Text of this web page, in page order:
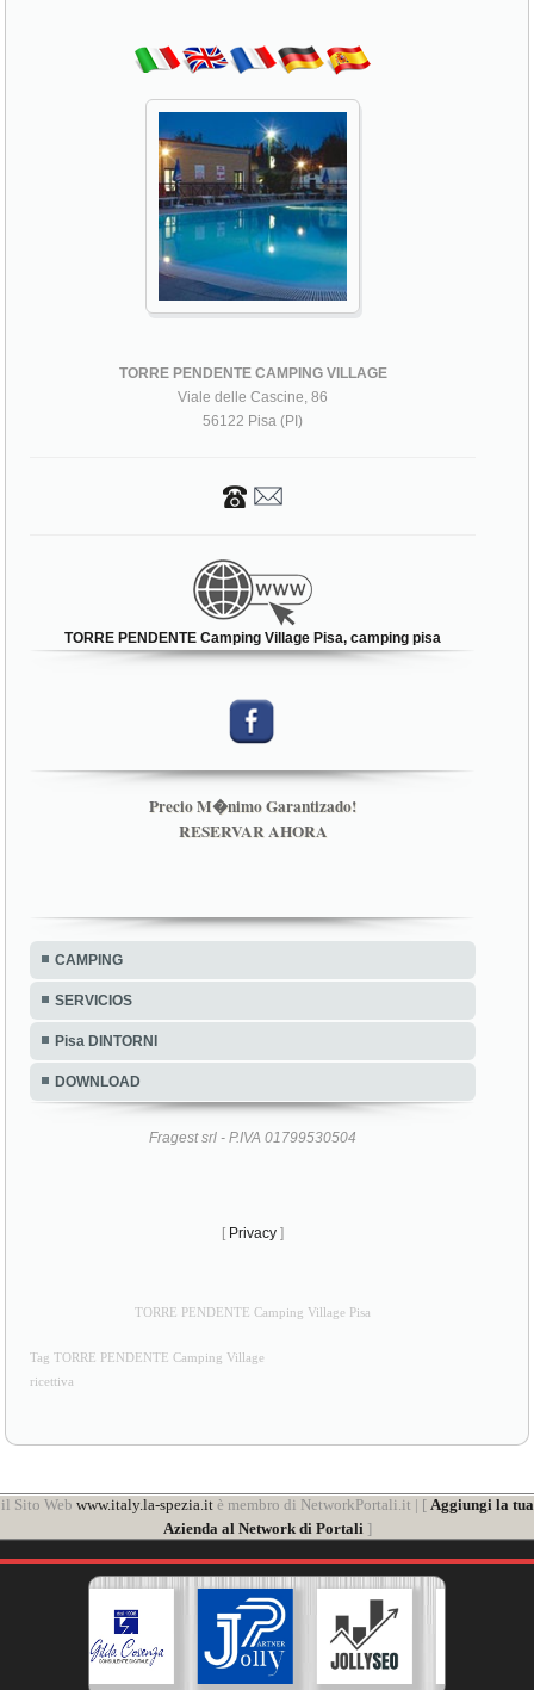
TORRE PENDENTE CAMPING VILLAGE
Viale delle Cascine, 86
56122 Pisa (PI)
TORRE PENDENTE Camping Village Pisa, camping pisa
Precio M�nimo Garantizado!
RESERVAR AHORA
CAMPING
SERVICIOS
Pisa DINTORNI
DOWNLOAD
Fragest srl - P.IVA 01799530504
[ Privacy ]
TORRE PENDENTE Camping Village Pisa
Tag TORRE PENDENTE Camping Village
ricettiva
il Sito Web www.italy.la-spezia.itè membro di NetworkPortali.it | [ Aggiungi la tua
Azienda al Network di Portali]